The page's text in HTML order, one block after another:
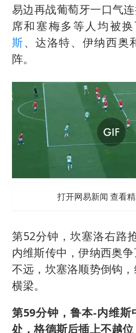
易边再战葡萄牙一口气
席和塞梅多等人均被
斯、达洛特、伊纳西奥
阵。
打开网易新闻 查看
第52分钟，坎塞洛右路
内维斯传中，伊纳西奥
不远，坎塞洛顺势倒钩
横梁。
第59分钟，鲁本-内维斯
处，格德斯后插上不越